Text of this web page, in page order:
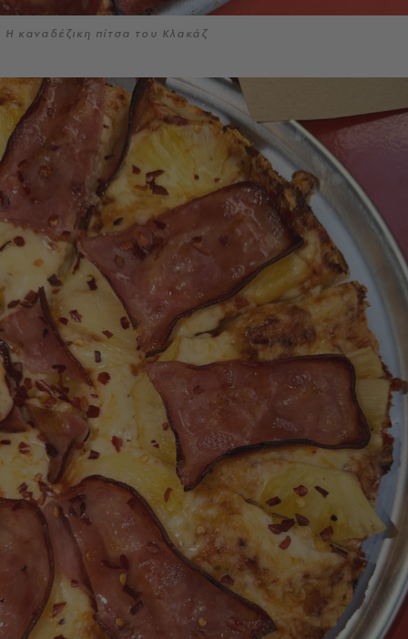
Η καναδέζικη πίτσα του Κλακάζ